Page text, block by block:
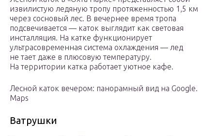
извилистую ледяную тропу протяженностью 1,5 км
через сосновый лес. В вечернее время тропа
подсвечивается — каток выглядит как световая
инсталляция. На катке функционирует
ультрасовременная система охлаждения — лед
не тает даже в плюсовую температуру.
На территории катка работает уютное кафе.
Лесной каток вечером: панорамный вид на Google.
Maps
Ватрушки